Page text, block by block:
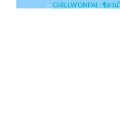
CHILLWONPAI : ชิลว